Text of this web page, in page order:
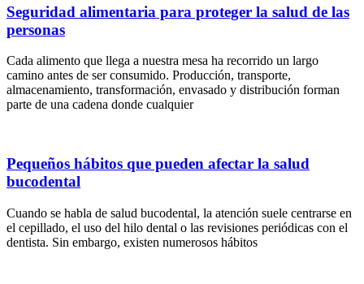
Seguridad alimentaria para proteger la salud de las
personas
Cada alimento que llega a nuestra mesa ha recorrido un largo
camino antes de ser consumido. Producción, transporte,
almacenamiento, transformación, envasado y distribución forman
parte de una cadena donde cualquier
Pequeños hábitos que pueden afectar la salud
bucodental
Cuando se habla de salud bucodental, la atención suele centrarse en
el cepillado, el uso del hilo dental o las revisiones periódicas con el
dentista. Sin embargo, existen numerosos hábitos